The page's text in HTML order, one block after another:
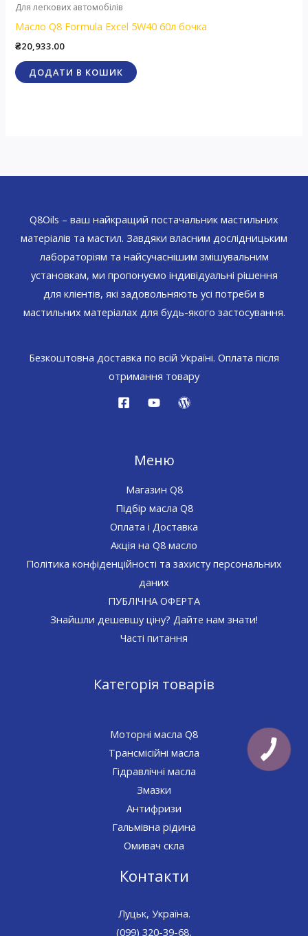
Для легкових автомобілів
Масло Q8 Formula Excel 5W40 60л бочка
₴20,933.00
ДОДАТИ В КОШИК
Q8Oils – ваш найкращий постачальник мастильних
матеріалів та мастил. Завдяки власним дослідницьким
лабораторіям та найсучаснішим змішувальним
установкам, ми пропонуємо індивідуальні рішення
для клієнтів, які задовольняють усі потреби в
мастильних матеріалах для будь-якого застосування.
Безкоштовна доставка по всій Україні. Оплата після
отримання товару
Меню
Магазин Q8
Підбір масла Q8
Оплата і Доставка
Акція на Q8 масло
Політика конфіденційності та захисту персональних
даних
ПУБЛІЧНА ОФЕРТА
Знайшли дешевшу ціну? Дайте нам знати!
Часті питання
Категорія товарів
Моторні масла Q8
Трансмісійні масла
Гідравлічні масла
Змазки
Антифризи
Гальмівна рідина
Омивач скла
Контакти
Луцьк, Україна.
(099) 320-39-68,